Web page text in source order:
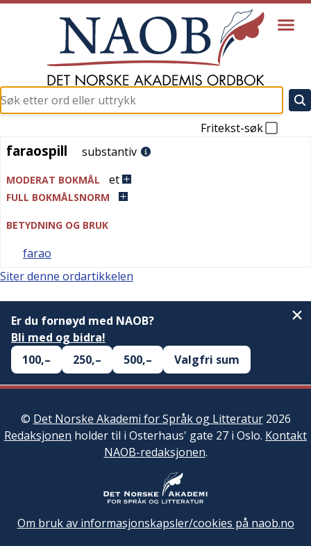
Fritekst-søk
faraospill
faraospill substantiv
MODERAT BOKMÅL et
FULL BOKMÅLSNORM
BETYDNING OG BRUK
farao
Siter denne ordartikkelen
Er du fornøyd med NAOB?
Bli med og bidra!
100,–
250,– 500,– Valgfri sum
© Det Norske Akademi for Språk og Litteratur2026
Redaksjonen holder til i Osterhaus' gate 27 i Oslo. Kontakt
NAOB-redaksjonen.
Om bruk av informasjonskapsler/cookies på naob.no